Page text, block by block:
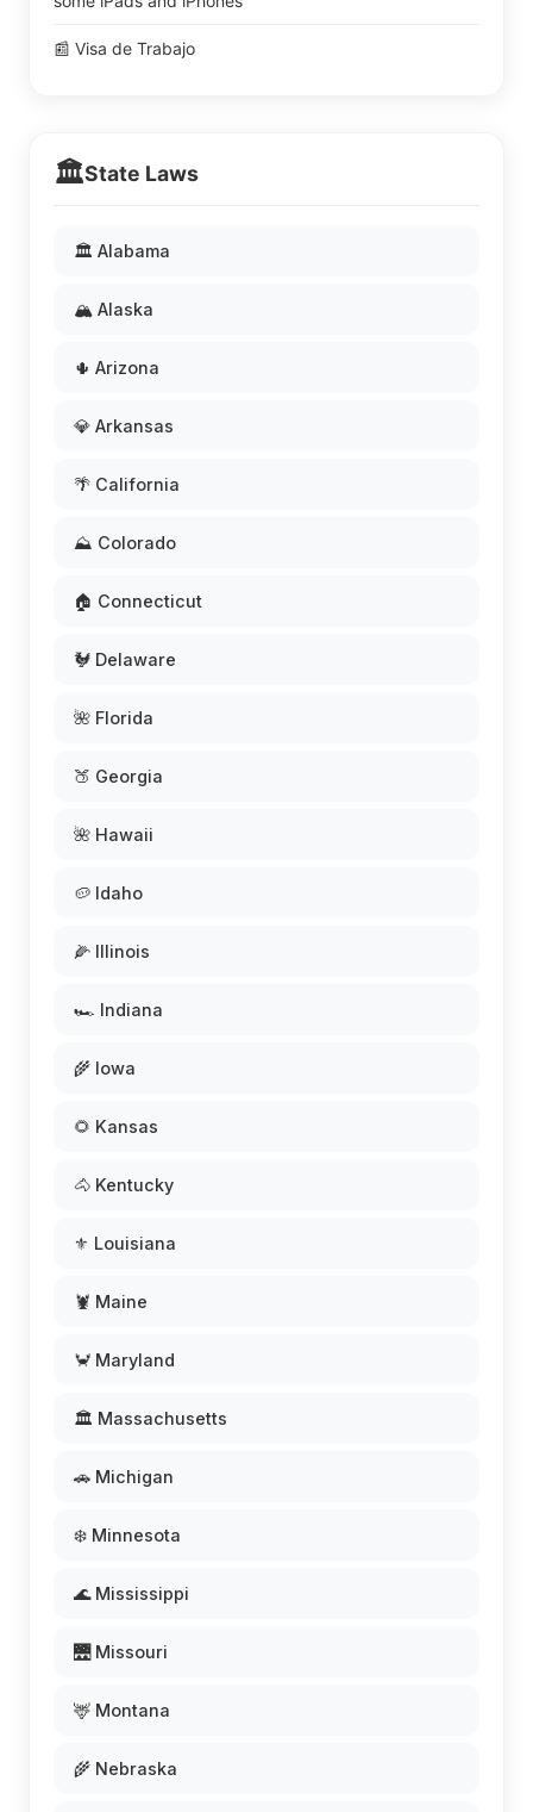
📰 Visa de Trabajo
🏛️State Laws
🏛️ Alabama
🏔️ Alaska
🌵 Arizona
💎 Arkansas
🌴 California
⛰️ Colorado
🏠 Connecticut
🐓 Delaware
🌺 Florida
🍑 Georgia
🌺 Hawaii
🥔 Idaho
🌽 Illinois
🏎️ Indiana
🌾 Iowa
🌻 Kansas
🐴 Kentucky
⚜️ Louisiana
🦞 Maine
🦀 Maryland
🏛️ Massachusetts
🚗 Michigan
❄️ Minnesota
🌊 Mississippi
🌉 Missouri
🦌 Montana
🌾 Nebraska